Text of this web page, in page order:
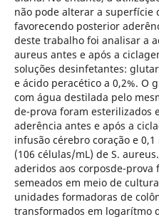
não pode alterar a
favorecendo posterior
deste trabalho foi analisar a
aureus antes e após a
soluções desinfetantes:
e ácido peracético a 0,2%. O
com água destilada pelo
de-prova foram esterilizados
aderência antes e após a
infusão cérebro coração e
(106 células/mL) de S.
aderidos aos corposde-
semeados em meio de
unidades formadoras de
transformados em logarítmo